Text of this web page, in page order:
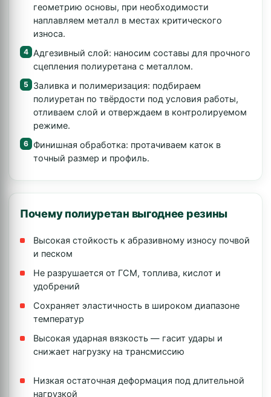
геометрию основы, при необходимости
наплавляем металл в местах критического
износа.
Адгезивный слой: наносим составы для прочного
сцепления полиуретана с металлом.
Заливка и полимеризация: подбираем
полиуретан по твёрдости под условия работы,
отливаем слой и отверждаем в контролируемом
режиме.
Финишная обработка: протачиваем каток в
точный размер и профиль.
Почему полиуретан выгоднее резины
Высокая стойкость к абразивному износу почвой
и песком
Не разрушается от ГСМ, топлива, кислот и
удобрений
Сохраняет эластичность в широком диапазоне
температур
Высокая ударная вязкость — гасит удары и
снижает нагрузку на трансмиссию
Низкая остаточная деформация под длительной
нагрузкой